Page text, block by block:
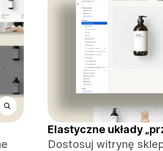
Elastyczne układy
Dostosuj witrynę